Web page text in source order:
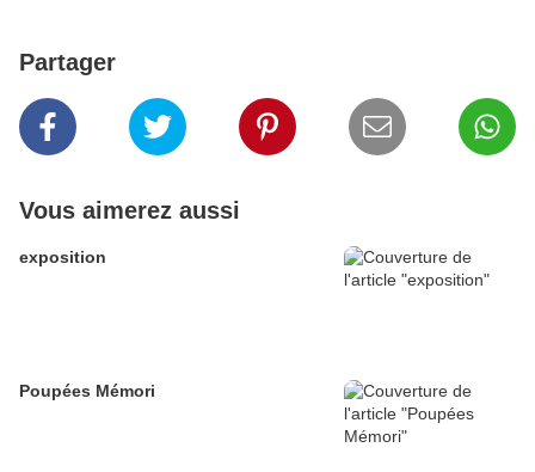
Partager
Vous aimerez aussi
exposition
Poupées Mémori